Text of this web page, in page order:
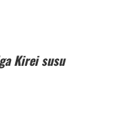
Kirei susu